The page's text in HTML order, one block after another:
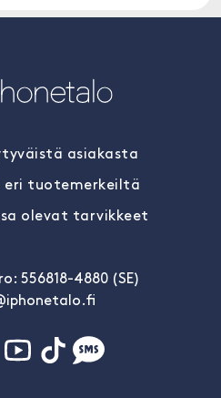
asiakasta
eri tuotemerkeiltä
olevat tarvikkeet
556818-4880 (SE)